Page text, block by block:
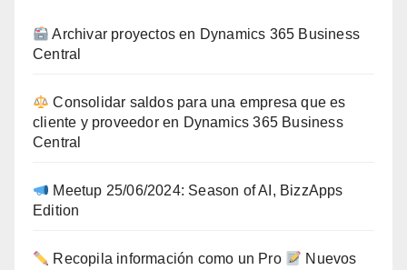
Archivar proyectos en Dynamics 365 Business
Central
Consolidar saldos para una empresa que es
cliente y proveedor en Dynamics 365 Business
Central
Meetup 25/06/2024: Season of AI, BizzApps
Edition
Recopila información como un Pro
Nuevos